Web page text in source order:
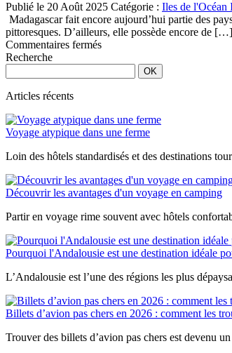
pour
voyager
avec
un
Publié le 20 Août 2025 Catégorie : Iles de l'Océan
Madagascar fait encore aujourd’hui partie des
pittoresques. D’ailleurs, elle possède encore de […]
Commentaires ferméssur
:
les
attraits
cette
du
sud-
de
Madagascar
Recherche
Articles récents
Voyage atypique dans une ferme
Loin des hôtels standardisés et des destinations
Découvrir les avantages d'un voyage en camping
Partir en voyage rime souvent avec hôtels
Pourquoi l'Andalousie est une destination idéale
L’Andalousie est l’une des régions les plus
Billets d’avion pas chers en 2026 : comment les
Trouver des billets d’avion pas chers est devenu